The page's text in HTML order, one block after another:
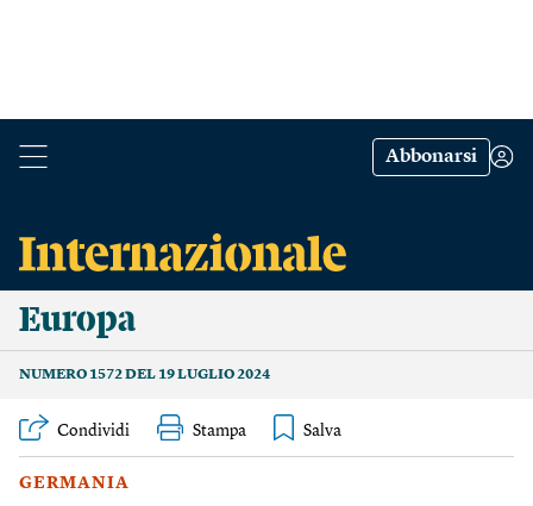
Abbonarsi
Europa
NUMERO 1572 DEL 19 LUGLIO 2024
Condividi Stampa
GERMANIA